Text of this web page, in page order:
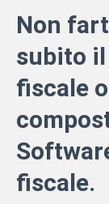
Non
subito
fiscale
fiscale.